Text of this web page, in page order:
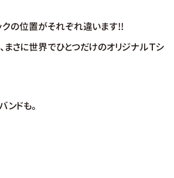
クの位置がそれぞれ違います!!
まさに世界でひとつだけのオリジナルＴシ
ンドも。